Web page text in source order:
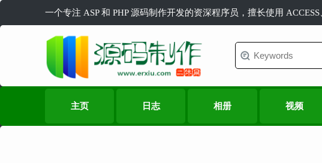
一个专注 ASP 和 PHP 源码制作开发的资深程序员，擅长使用
主页 日志 相册 视频